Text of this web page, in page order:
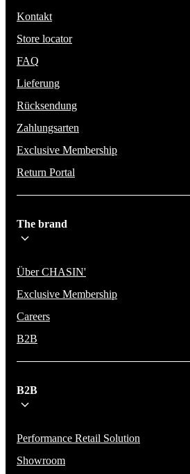
Kontakt
Store locator
FAQ
Lieferung
Rücksendung
Zahlungsarten
Exclusive Membership
Return Portal
The brand
Über CHASIN'
Exclusive Membership
Careers
B2B
B2B
Performance Retail Solution
Showroom